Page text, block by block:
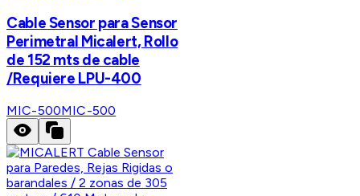
Cable Sensor para Sensor
Perimetral Micalert, Rollo
de 152 mts de cable
/Requiere LPU-400
MIC-500MIC-500